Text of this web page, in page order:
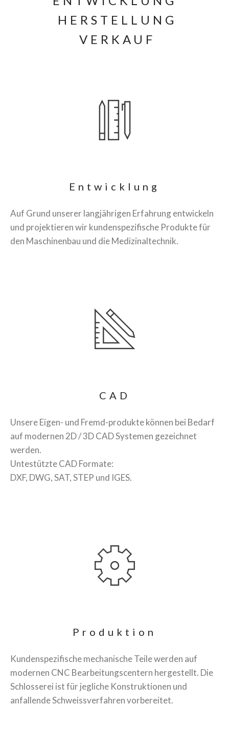
HERSTELLUNG
VERKAUF
Entwicklung
Auf Grund unserer langjährigen Erfahrung entwickeln
und projektieren wir kundenspezifische Produkte für
den Maschinenbau und die Medizinaltechnik.
CAD
Unsere Eigen- und Fremd-produkte können bei Bedarf
auf modernen 2D / 3D CAD Systemen gezeichnet
werden.
Untestützte CAD Formate:
DXF, DWG, SAT, STEP und IGES.
Produktion
Kundenspezifische mechanische Teile werden auf
modernen CNC Bearbeitungscentern hergestellt. Die
Schlosserei ist für jegliche Konstruktionen und
anfallende Schweissverfahren vorbereitet.